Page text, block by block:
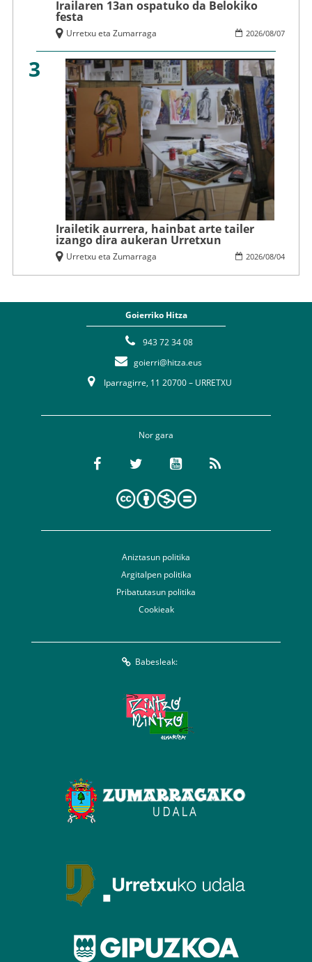
Irailaren 13an ospatuko da Belokiko
festa
2026/08/07
Urretxu eta Zumarraga
3
Irailetik aurrera, hainbat arte tailer
izango dira aukeran Urretxun
2026/08/04
Urretxu eta Zumarraga
Goierriko Hitza
943 72 34 08
goierri@hitza.eus
Iparragirre, 11 20700 – URRETXU
Nor gara
Aniztasun politika
Argitalpen politika
Pribatutasun politika
Cookieak
Babesleak: